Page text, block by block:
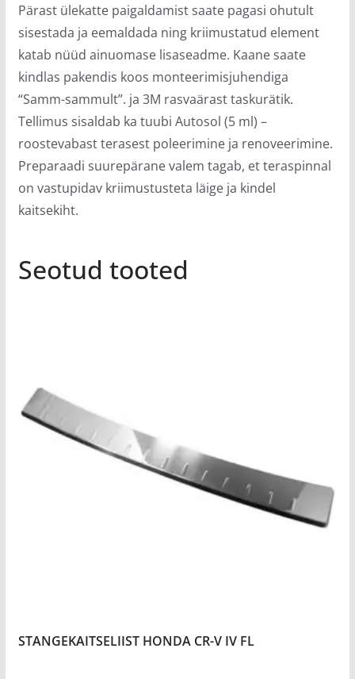
Pärast ülekatte paigaldamist saate pagasi ohutult
sisestada ja eemaldada ning kriimustatud element
katab nüüd ainuomase lisaseadme. Kaane saate
kindlas pakendis koos monteerimisjuhendiga
“Samm-sammult”. ja 3M rasvaärast taskurätik.
Tellimus sisaldab ka tuubi Autosol (5 ml) –
roostevabast terasest poleerimine ja renoveerimine.
Preparaadi suurepärane valem tagab, et teraspinnal
on vastupidav kriimustusteta läige ja kindel
kaitsekiht.
Seotud tooted
STANGEKAITSELIIST HONDA CR-V IV FL